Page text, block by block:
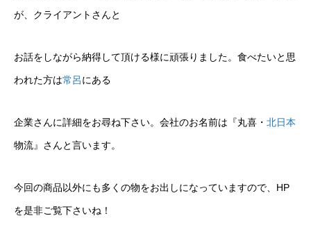
が、クライアントさんと
お話をしながら納得して頂ける様に頑張りました。食べたいと思
われた方は常呂にある
企業さんに詳細をお尋ね下さい。会社のお名前は『丸喜・ 北日本
物流』さんと言います。
今回の商品以外にも多くの物をお出しになっていますので、HP
を是非ご覧下さいね！